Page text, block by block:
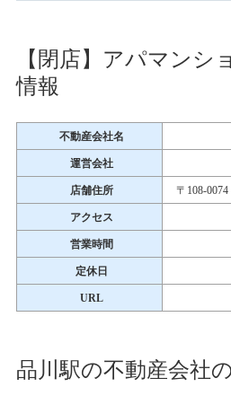
【閉店】アパマンシ
情報
不動産会社名
運営会社
店舗住所 〒108-
アクセス
営業時間
定休日
URL
品川駅の不動産会社